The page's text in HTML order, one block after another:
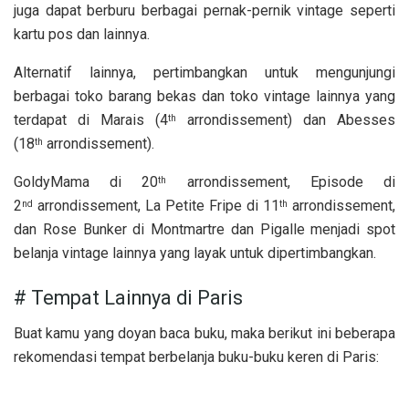
juga dapat berburu berbagai pernak-pernik vintage seperti
kartu pos dan lainnya.
Alternatif lainnya, pertimbangkan untuk mengunjungi
berbagai toko barang bekas dan toko vintage lainnya yang
terdapat di Marais (4th
arrondissement) dan Abesses
(18th arrondissement).
GoldyMama di 20th
arrondissement, Episode di
2nd arrondissement, La Petite Fripe di 11th arrondissement,
dan Rose Bunker di Montmartre dan Pigalle menjadi spot
belanja vintage lainnya yang layak untuk dipertimbangkan.
# Tempat Lainnya di Paris
Buat kamu yang doyan baca buku, maka berikut ini beberapa
rekomendasi tempat berbelanja buku-buku keren di Paris: